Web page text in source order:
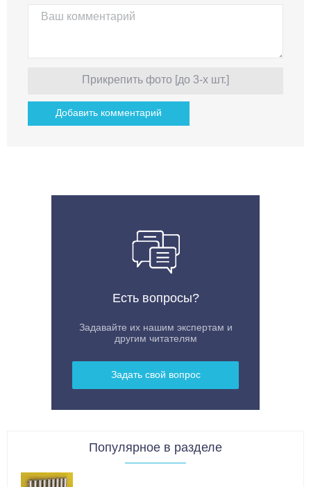
Прикрепить фото [до 3-х шт.]
Есть вопросы?
Задавайте их нашим экспертам и
другим читателям
Задать свой вопрос
Популярное в разделе